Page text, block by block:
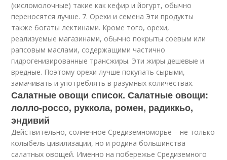
(кисломолочные) такие как кефир и йогурт, обычно
переносятся лучше. 7. Орехи и семена Эти продукты
также богаты лектинами. Кроме того, орехи,
реализуемые магазинами, обычно покрыты соевым или
рапсовым маслами, содержащими частично
гидрогенизированные трансжиры. Эти жиры дешевые и
вредные. Поэтому орехи лучше покупать сырыми,
замачивать и употреблять в разумных количествах.
Салатные овощи список. Салатные овощи:
лолло-россо, руккола, ромен, радиккьо,
эндивий
Действительно, солнечное Средиземноморье – не только
колыбель цивилизации, но и родина большинства
салатных овощей. Именно на побережье Средиземного